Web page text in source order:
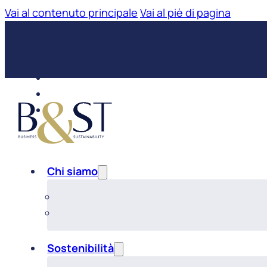
Vai al contenuto principale Vai al piè di pagina
Chi siamo
Sostenibilità